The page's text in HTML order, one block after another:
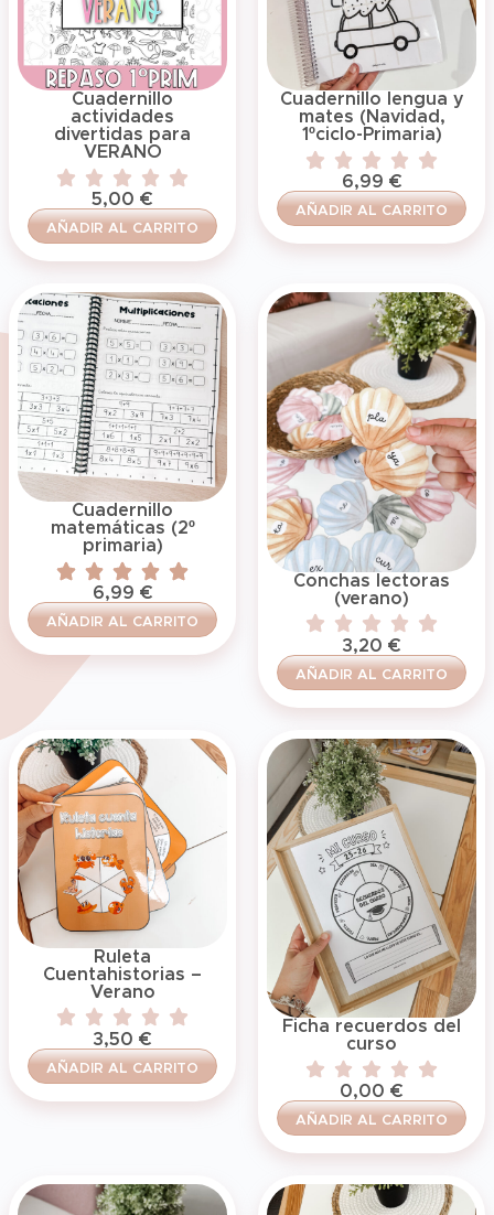
Cuadernillo
actividades
divertidas para
VERANO
5,00 €
AÑADIR AL CARRITO
Cuadernillo lengua y
mates (Navidad,
1ºciclo-Primaria)
6,99 €
AÑADIR AL CARRITO
Cuadernillo
matemáticas (2º
primaria)
6,99 €
AÑADIR AL CARRITO
Conchas lectoras
(verano)
3,20 €
AÑADIR AL CARRITO
Ruleta
Cuentahistorias –
Verano
3,50 €
AÑADIR AL CARRITO
Ficha recuerdos del
curso
0,00 €
AÑADIR AL CARRITO